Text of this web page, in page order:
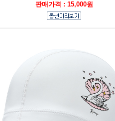
판매가격 : 15,000원